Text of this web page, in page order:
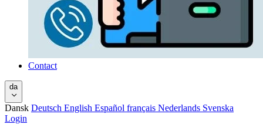
Contact
da
Dansk Deutsch English Español français Nederlands Svenska
Login